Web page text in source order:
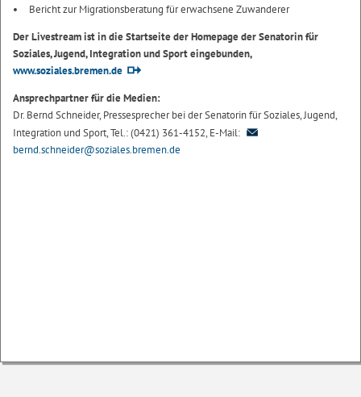
Bericht zur Migrationsberatung für erwachsene Zuwanderer
Der Livestream ist in die Startseite der Homepage der Senatorin für
Soziales, Jugend, Integration und Sport eingebunden,
www.soziales.bremen.de
Ansprechpartner für die Medien:
Dr. Bernd Schneider, Pressesprecher bei der Senatorin für Soziales, Jugend,
Integration und Sport, Tel.: (0421) 361-4152, E-Mail:
bernd.schneider@soziales.bremen.de